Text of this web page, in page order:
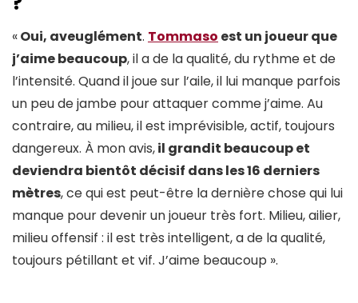
«Oui, aveuglément. Tommaso est un joueur que
j’aime beaucoup, il a de la qualité, du rythme et de
l’intensité. Quand il joue sur l’aile, il lui manque parfois
un peu de jambe pour attaquer comme j’aime. Au
contraire, au milieu, il est imprévisible, actif, toujours
dangereux. À mon avis,il grandit beaucoup et
deviendra bientôt décisif dans les 16 derniers
mètres, ce qui est peut-être la dernière chose qui lui
manque pour devenir un joueur très fort. Milieu, ailier,
milieu offensif : il est très intelligent, a de la qualité,
toujours pétillant et vif. J’aime beaucoup ».